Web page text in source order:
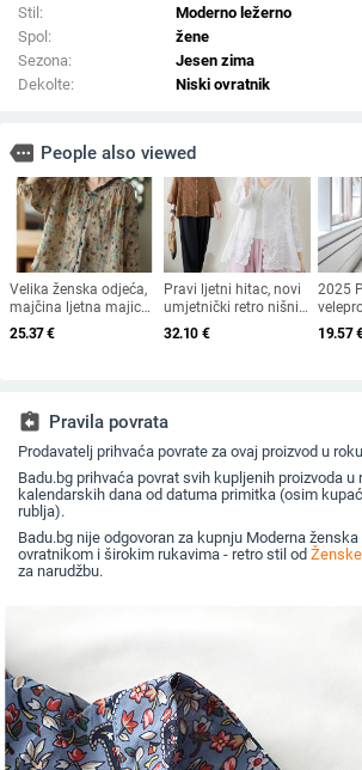
Stil:
Moderno ležerno
Spol:
žene
Sezona:
Jesen zima
Dekolte:
Niski ovratnik
more People also viewed
Velika ženska odjeća,
majčina ljetna majica
u etničkom stilu, top
za mršavljenje za
ženska mala majica
25.37€
Pravi ljetni hitac, novi
umjetnički retro nišni
ležerni, univerzalni,
teška industrija,
32.10 €
2025
za
izvoz
19.57
assignment_return Pravila povrata
Prodavatelj prihvaća povrate za ovaj proizvod u
Badu.bg prihvaća povrat svih kupljenih proizvoda u
kalendarskih dana od datuma primitka (osim
rublja).
Badu.bg nije odgovoran za kupnju Moderna
ovratnikom i širokim rukavima - retro stil od
za narudžbu.